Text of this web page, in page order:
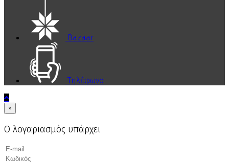
Bazaar
Τηλέφωνο
×
Ο λογαριασμός υπάρχει